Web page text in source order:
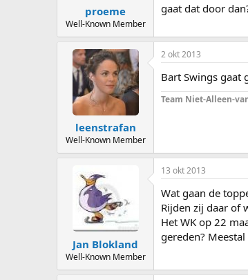
proeme
Well-Known Member
gaat dat door
leenstrafan
Well-Known Member
2 okt 2013
Bart Swings gaat
Team Niet-Alleen-
Jan Blokland
Well-Known Member
13 okt 2013
Wat gaan de
Rijden zij daar of
Het WK op 22
gereden?